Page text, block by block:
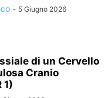
- 5 Giugno 2026
di un Cervello
Cranio
1)